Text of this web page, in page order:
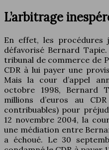
L’arbitrage
En effet, les procédures
défavorisé Bernard
tribunal de commerce de
CDR à lui payer une
Mais la cour d’appel
octobre 1998, Bernard
millions d’euros au
contribuables) pour
12 novembre 2004, la
une médiation entre
a échoué. Le 30